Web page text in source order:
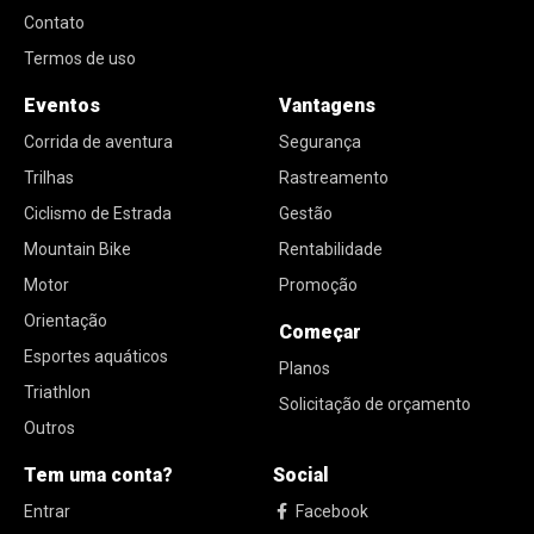
Contato
Termos de uso
Eventos
Corrida de aventura
Trilhas
Ciclismo de Estrada
Mountain Bike
Motor
Orientação
Esportes aquáticos
Triathlon
Outros
Vantagens
Segurança
Rastreamento
Gestão
Rentabilidade
Promoção
Começar
Planos
Solicitação de orçamento
Tem uma conta?
Entrar
Social
Facebook